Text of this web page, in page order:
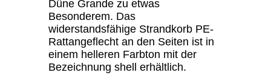
Düne Grande zu etwas
Besonderem. Das
widerstandsfähige Strandkorb PE-
Rattangeflecht an den Seiten ist in
einem helleren Farbton mit der
Bezeichnung shell erhältlich.